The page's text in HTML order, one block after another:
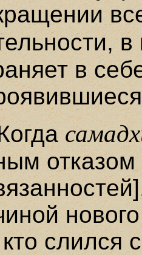
в
отказом
слился